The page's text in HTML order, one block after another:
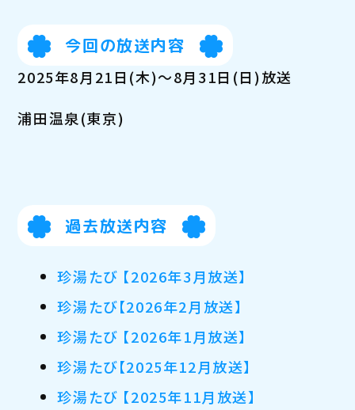
今回の放送内容
2025年8月21日(木)～8月31日(日)放送
浦田温泉(東京)
過去放送内容
珍湯たび 【2026年3月放送】
珍湯たび【2026年2月放送】
珍湯たび 【2026年1月放送】
珍湯たび【2025年12月放送】
珍湯たび 【2025年11月放送】